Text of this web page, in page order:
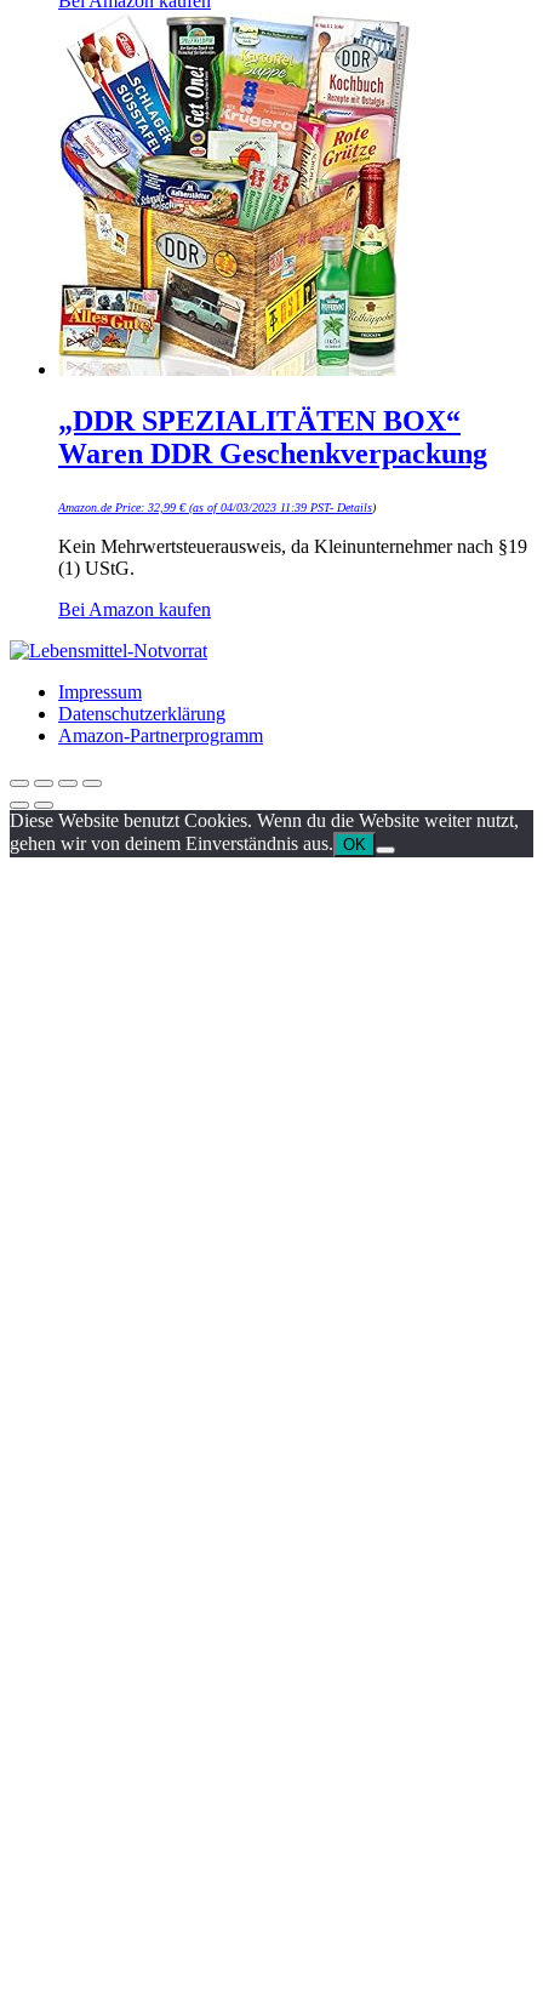
„DDR SPEZIALITÄTEN BOX“
Waren DDR Geschenkverpackung
Amazon.de Price: 32,99 €(as of 04/03/2023 11:39 PST- Details)
Kein Mehrwertsteuerausweis, da Kleinunternehmer nach §19
(1) UStG.
Bei Amazon kaufen
Impressum
Datenschutzerklärung
Amazon-Partnerprogramm
Diese Website benutzt Cookies. Wenn du die Website weiter nutzt,
gehen wir von deinem Einverständnis aus. OK